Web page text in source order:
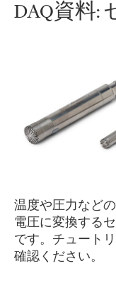
DAQ資料:
温度や圧力など
電圧に変換する
です。チュート
確認ください。